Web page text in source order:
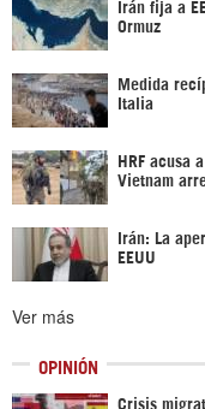
Irán fija a
Ormuz
Medida
Italia
HRF acusa
Vietnam
Irán: La
EEUU
Ver más
OPINIÓN
Crisis